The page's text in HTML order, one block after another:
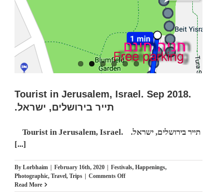
–
מנצח
Tourist in Jerusalem, Israel. Sep 2018.
.תייר בירושלים, ישראל
Tourist in Jerusalem, Israel. .תייר בירושלים, ישראל
[...]
By Lorbhaim | February 16th, 2020 | Festivals, Happenings,
Photographic, Travel, Trips | Comments Offon
Read More